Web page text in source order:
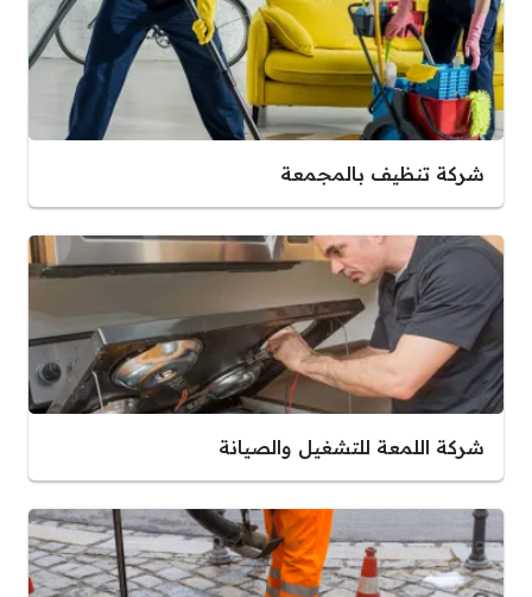
شركة تنظيف بالمجمعة
شركة اللمعة للتشغيل والصيانة